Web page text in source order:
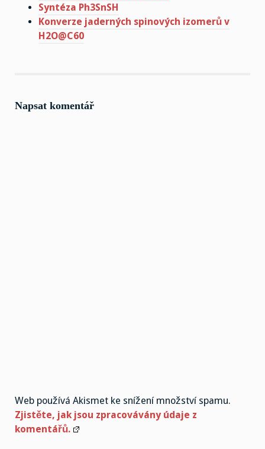
Syntéza Ph3SnSH
Konverze jaderných spinových izomerů v
H2O@C60
Napsat komentář
Web používá Akismet ke snížení množství spamu.
Zjistěte, jak jsou zpracovávány údaje z
komentářů.